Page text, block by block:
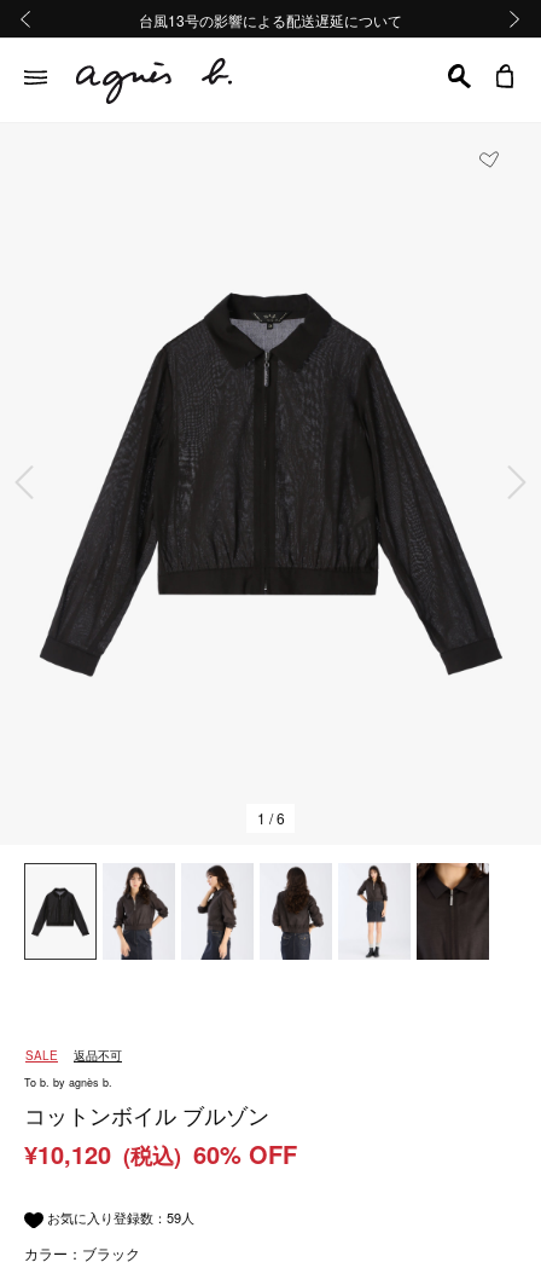
熊本地域地震の影響による配送遅延について
Summer Sale 2buy10%OFF!!
台風13号の影響による配送遅延について
熊本地域地震の影響による配送遅延について
Summer Sale 2buy10%OFF!!
前の画像
1 / 6
SALE 返品不可
To b. by agnès b.
コットンボイル ブルゾン
¥10,120 (税込) 60% OFF
お気に入り登録数： 59人
カラー：ブラック